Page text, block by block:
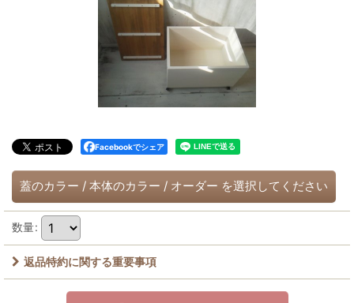
Facebookでシェア
蓋のカラー / 本体のカラー / オーダー を選択してください
数量:
返品特約に関する重要事項